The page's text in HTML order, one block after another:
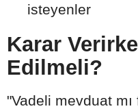
isteyenler
Karar
Edilmeli?
"Vadeli mevduat